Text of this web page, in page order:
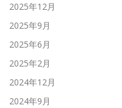
2025年12月
2025年9月
2025年6月
2025年2月
2024年12月
2024年9月